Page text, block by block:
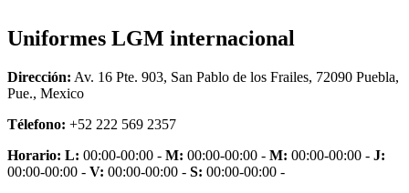
Uniformes LGM internacional
Dirección: Av. 16 Pte. 903, San Pablo de los Frailes, 72090 Puebla,
Pue., Mexico
Télefono: +52 222 569 2357
Horario: L: 00:00-00:00 - M: 00:00-00:00 - M: 00:00-00:00 - J:
00:00-00:00 - V: 00:00-00:00 - S: 00:00-00:00 -